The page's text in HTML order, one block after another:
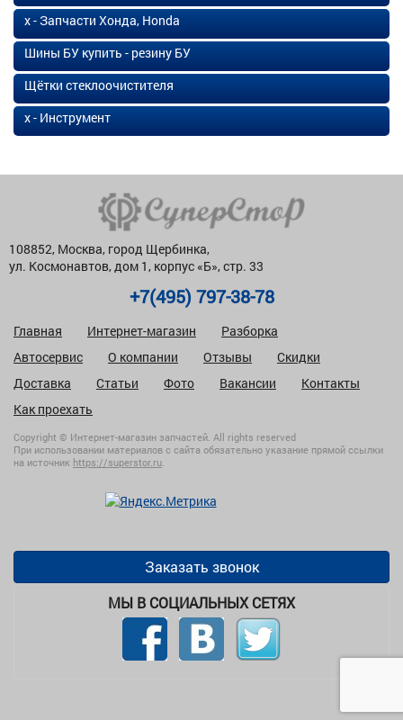
х - Запчасти Хонда, Honda
Шины БУ купить - резину БУ
Щётки стеклоочистителя
х - Инструмент
108852, Москва, город Щербинка,
ул. Космонавтов, дом 1, корпус «Б», стр. 33
+7(495) 797-38-78
Главная Интернет-магазин
Разборка
Автосервис
О компании Отзывы
Скидки
Доставка
Статьи Фото Вакансии
Контакты
Как проехать
Copyright © Интернет-магазин запчастей. All rights reserved
При использовании материалов с сайта обязательно указание прямой ссылки
на источник https://superstor.ru.
Заказать звонок
МЫ В СОЦИАЛЬНЫХ СЕТЯХ